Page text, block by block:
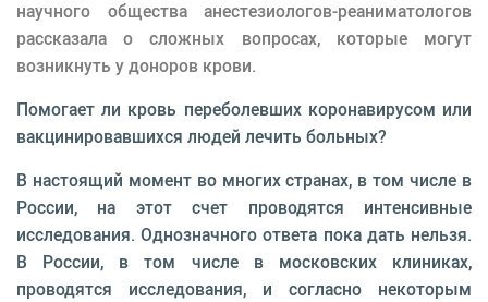
научного общества анестезиологов-реаниматологов
рассказала о сложных вопросах, которые могут
возникнуть у доноров крови.
Помогает ли кровь переболевших коронавирусом или
вакцинировавшихся людей лечить больных?
В настоящий момент во многих странах, в том числе в
России, на этот счет проводятся интенсивные
исследования. Однозначного ответа пока дать нельзя.
В России, в том числе в московских клиниках,
проводятся исследования, и согласно некоторым